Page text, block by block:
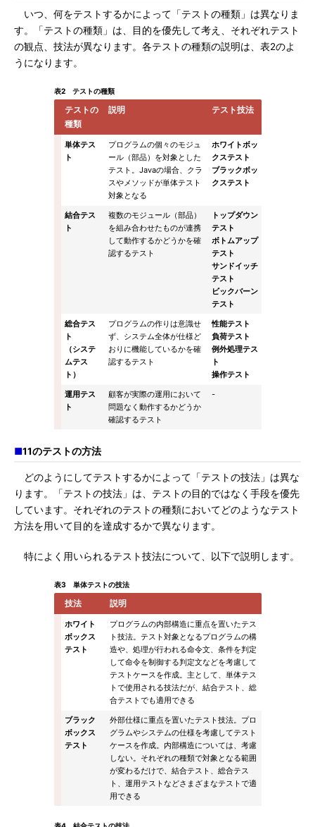
いつ、何をテストするかによって「テストの種類」は異なりま
す。「テストの種類」は、目的を優先して考え、それぞれテスト
の観点、技法が異なります。各テストの種類の説明は、表2のよ
うになります。
表2 テストの種類
テストの
種類
説明 テスト技法
単体テス
ト
プログラムの個々のモジュ
ール（部品）を対象とした
テスト。Javaの場合、クラ
スやメソッドが単体テスト
対象となる
ホワイトボッ
クステスト
ブラックボッ
クステスト
結合テス
ト
複数のモジュール（部品）
を組み合わせたものが連携
して動作するかどうかを確
認するテスト
トップダウン
テスト
ボトムアップ
テスト
サンドイッチ
テスト
ビックバーン
テスト
総合テス
ト
（システ
ムテス
ト）
プログラムの作りは意識せ
ず、システム全体が仕様ど
おりに機能しているかを確
認するテスト
性能テスト
負荷テスト
例外処理テス
ト
操作テスト
運用テス
ト
顧客が実際の運用において
問題なく動作するかどうか
確認するテスト
-
■11のテストの方法
どのようにしてテストするかによって「テストの技法」は異な
ります。「テストの技法」は、テストの目的ではなく手段を優先
しています。それぞれのテストの種類においてどのようなテスト
方法を用いて目的を達成するかで異なります。
特によく用いられるテスト技法について、以下で説明します。
表3 単体テストの技法
技法 説明
ホワイト
ボックス
テスト
プログラムの内部構造に重点を置いたテス
ト技法。テスト対象となるプログラムの構
造や、処理が行われる命令文、条件を判定
して命令を制御する判定文などを考慮して
テストケースを作成。主として、単体テス
トで使用される技法だが、結合テスト、総
合テストでも適用できる
ブラック
ボックス
テスト
外部仕様に重点を置いたテスト技法。プロ
グラムやシステムの仕様を考慮してテスト
ケースを作成。内部構造については、考慮
しない。それぞれの種類で対象となる範囲
が変わるだけで、結合テスト、総合テス
ト、運用テストなどさまざまなテストで適
用できる